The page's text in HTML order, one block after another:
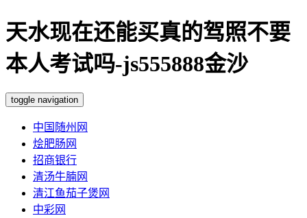
天水现在还能买真的驾照不要
本人考试吗-js555888金沙
toggle navigation
中国随州网
烩肥肠网
招商银行
清汤牛腩网
清江鱼茄子煲网
中彩网